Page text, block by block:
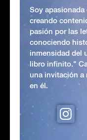
Soy apasionada
creando
pasión por las
conociendo
inmensidad del
libro infinito."
una invitación a
en él.